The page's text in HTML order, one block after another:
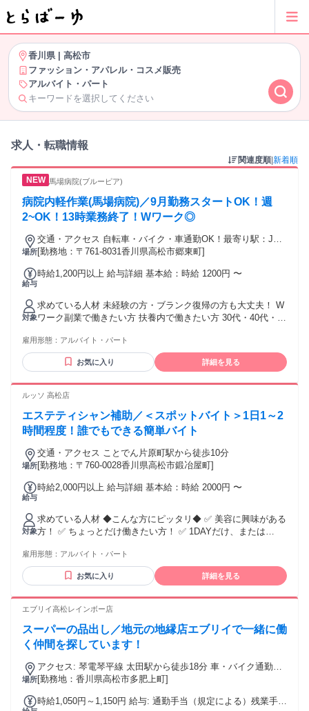
香川県| 高松市
ファッション・アパレル・コスメ販売
アルバイト・パート
キーワードを選択してください
求人・転職情報
関連度順 新着順
馬場病院(ブルーピア)
病院内軽作業(馬場病院)／9月勤務スタートOK！週
2~OK！13時業務終了！Wワーク◎
場所
交通・アクセス 自転車・バイク・車通勤OK！最寄り駅：JR
予讃線「香西駅」徒歩16分/JR嵩徳線「昭和町駅」徒歩26分
[勤務地：〒761-8031香川県高松市郷東町]
給与
時給1,200円以上 給与詳細 基本給：時給 1200円 〜
対象
求めている人材 未経験の方・ブランク復帰の方も大丈夫！ W
ワーク副業で働きたい方 扶養内で働きたい方 30代・40代・50
雇用形態： アルバイト・パート
お気に入り 詳細を見る
ルッソ 高松店
エステティシャン補助／＜スポットバイト＞1日1～2
時間程度！誰でもできる簡単バイト
場所
交通・アクセス ことでん片原町駅から徒歩10分
[勤務地：〒760-0028香川県高松市鍛冶屋町]
給与
時給2,000円以上 給与詳細 基本給：時給 2000円 〜
対象
求めている人材 ◆こんな方にピッタリ◆ ✅ 美容に興味がある
方！ ✅ ちょっとだけ働きたい方！ ✅ 1DAYだけ、または
✅ ダブルワーク・副業したい方！ ✅ 高校生・未経験OK！ ✅
髪型・髪色自由！
雇用形態： アルバイト・パート
お気に入り 詳細を見る
エブリイ高松レインボー店
スーパーの品出し／地元の地縁店エブリイで一緒に働
く仲間を探しています！
場所
アクセス: 琴電琴平線 太田駅から徒歩18分 車・バイク通勤Ｏ
Ｋ
[勤務地：香川県高松市多肥上町]
時給1,050円～1,150円 給与: 通勤手当（規定による）残業手当